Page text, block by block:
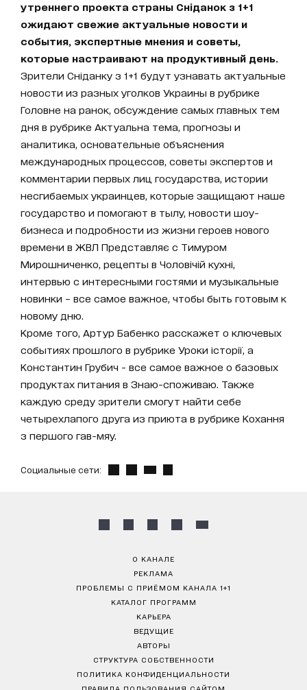
утреннего проекта страны Сніданок з 1+1
ожидают свежие актуальные новости и
события, экспертные мнения и советы,
которые настраивают на продуктивный день.
Зрители Сніданку з 1+1 будут узнавать актуальные
новости из разных уголков Украины в рубрике
Головне на ранок, обсуждение самых главных тем
дня в рубрике Актуальна тема, прогнозы и
аналитика, основательные объяснения
международных процессов, советы экспертов и
комментарии первых лиц государства, истории
несгибаемых украинцев, которые защищают наше
государство и помогают в тылу, новости шоу-
бизнеса и подробности из жизни героев нового
времени в ЖВЛ Представляє с Тимуром
Мирошниченко, рецепты в Чоловічій кухні,
интервью с интересными гостями и музыкальные
новинки – все самое важное, чтобы быть готовым к
новому дню.
Кроме того, Артур Бабенко расскажет о ключевых
событиях прошлого в рубрике Уроки історії, а
Константин Грубич - все самое важное о базовых
продуктах питания в Знаю-споживаю. Также
каждую среду зрители смогут найти себе
четырехлапого друга из приюта в рубрике Кохання
з першого гав-мяу.
Социальные сети:
О КАНАЛЕ
РЕКЛАМА
ПРОБЛЕМЫ С ПРИЁМОМ КАНАЛА 1+1
КАТАЛОГ ПРОГРАММ
КАРЬЕРА
ВЕДУЩИЕ
АВТОРЫ
СТРУКТУРА СОБСТВЕННОСТИ
ПОЛИТИКА КОНФИДЕНЦИАЛЬНОСТИ
ПРАВИЛА ПОЛЬЗОВАНИЯ САЙТОМ